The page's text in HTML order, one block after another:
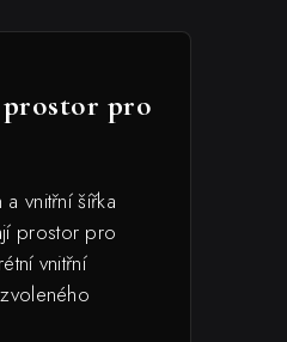
pro
vnitřní šířka
prostor pro
vnitřní